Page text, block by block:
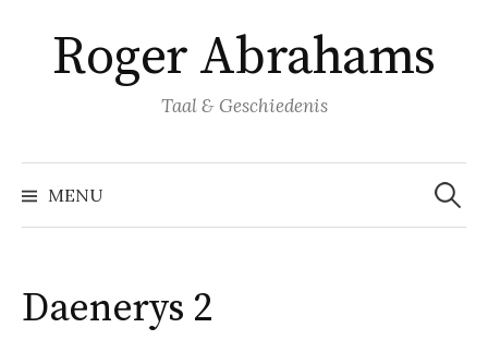
inhoud
springen
Roger Abrahams
Taal & Geschiedenis
MENU
Zoeken
naar:
Daenerys 2